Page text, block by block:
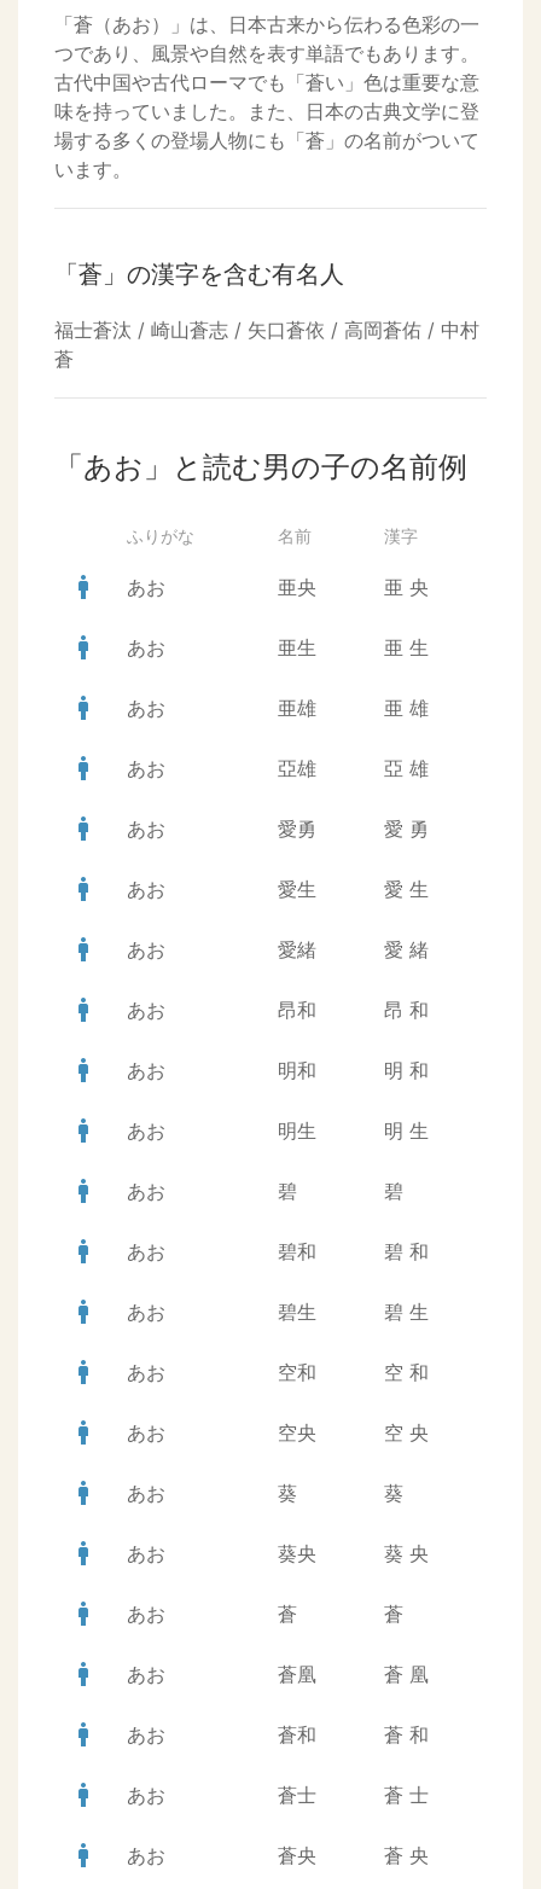
「蒼（あお）」は、日本古来から伝わる色彩の一
つであり、風景や自然を表す単語でもあります。
古代中国や古代ローマでも「蒼い」色は重要な意
味を持っていました。また、日本の古典文学に登
場する多くの登場人物にも「蒼」の名前がついて
います。
「蒼」の漢字を含む有名人
福士蒼汰 / 崎山蒼志 / 矢口蒼依 / 高岡蒼佑 / 中村
蒼
「あお」と読む男の子の名前例
ふりがな 名前 漢字
man あお 亜央 亜 央
man あお 亜生 亜 生
man あお 亜雄 亜 雄
man あお 亞雄 亞 雄
man あお 愛勇 愛 勇
man あお 愛生 愛 生
man あお 愛緒 愛 緒
man あお 昂和 昂 和
man あお 明和 明 和
man あお 明生 明 生
man あお 碧 碧
man あお 碧和 碧 和
man あお 碧生 碧 生
man あお 空和 空 和
man あお 空央 空 央
man あお 葵 葵
man あお 葵央 葵 央
man あお 蒼 蒼
man あお 蒼凰 蒼 凰
man あお 蒼和 蒼 和
man あお 蒼士 蒼 士
man あお 蒼央 蒼 央